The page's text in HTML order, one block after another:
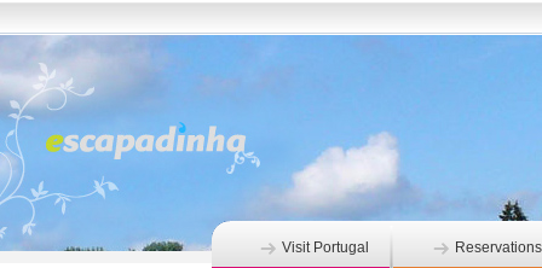
Visit Portugal Reservations